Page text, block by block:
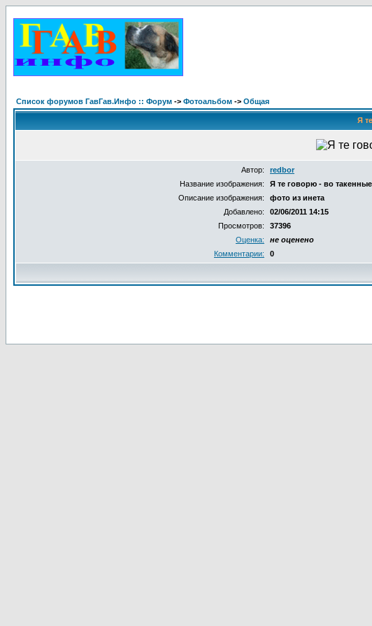
Список форумов ГавГав.Инфо :: Форум -> Фотоальбом -> Общая
Я
Автор:
redbor
Название изображения:
Я те говорю - во
Описание изображения:
фото из инета
Добавлено:
02/06/2011 14:15
Просмотров:
37396
Оценка:
не оценено
Комментарии:
0